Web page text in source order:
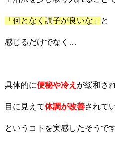
「何となく調子が良いな」 と
感じるだけでなく…
具体的に便秘や冷え が緩和さ
目に見えて体調が改善されて
というコトを実感したそうです